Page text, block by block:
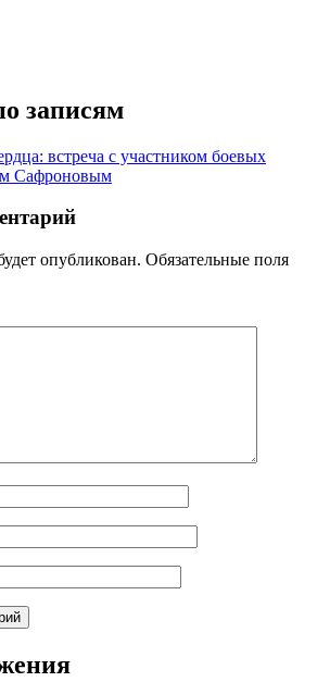
записям
встреча с участником боевых
Сафроновым
опубликован. Обязательные поля